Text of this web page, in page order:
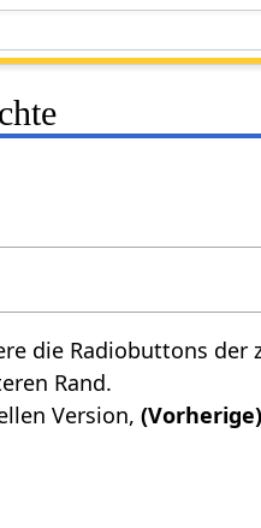
die Radiobuttons
Rand.
Version,(Vorherige)